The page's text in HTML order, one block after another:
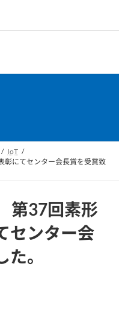
IoT
彰にてセンター会長賞を受賞致
第37回素形
センター会
。